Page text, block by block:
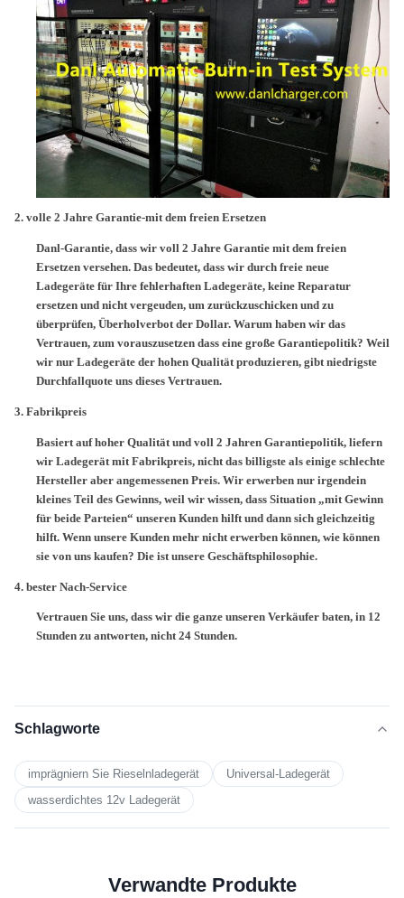
2. volle 2 Jahre Garantie-mit dem freien Ersetzen
Danl-Garantie, dass wir voll 2 Jahre Garantie mit dem freien
Ersetzen versehen. Das bedeutet, dass wir durch freie neue
Ladegeräte für Ihre fehlerhaften Ladegeräte, keine Reparatur
ersetzen und nicht vergeuden, um zurückzuschicken und zu
überprüfen, Überholverbot der Dollar. Warum haben wir das
Vertrauen, zum vorauszusetzen dass eine große Garantiepolitik? Weil
wir nur Ladegeräte der hohen Qualität produzieren, gibt niedrigste
Durchfallquote uns dieses Vertrauen.
3. Fabrikpreis
Basiert auf hoher Qualität und voll 2 Jahren Garantiepolitik, liefern
wir Ladegerät mit Fabrikpreis, nicht das billigste als einige schlechte
Hersteller aber angemessenen Preis. Wir erwerben nur irgendein
kleines Teil des Gewinns, weil wir wissen, dass Situation „mit Gewinn
für beide Parteien“ unseren Kunden hilft und dann sich gleichzeitig
hilft. Wenn unsere Kunden mehr nicht erwerben können, wie können
sie von uns kaufen? Die ist unsere Geschäftsphilosophie.
4. bester Nach-Service
Vertrauen Sie uns, dass wir die ganze unseren Verkäufer baten, in 12
Stunden zu antworten, nicht 24 Stunden.
Schlagworte
imprägniern Sie Rieselnladegerät
Universal-Ladegerät
wasserdichtes 12v Ladegerät
Verwandte Produkte